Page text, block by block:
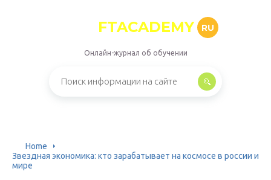
FTACADEMY RU
Онлайн-журнал об обучении
Home
Звездная экономика: кто зарабатывает на космосе в россии и
мире